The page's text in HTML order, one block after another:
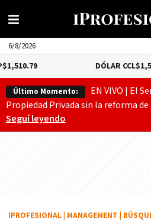
6/8/2026
$1,559.41
Último Momento:
EN VIVO | El
Propiedad Privada sin la reforma
Seguí leyendo
IPROFESIONAL MANAGEMENT